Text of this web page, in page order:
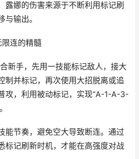
露娜的伤害来源于不断利用标记刷
输出。
连的精髓
新手，先用一技能标记敌人，接大
制并标记，再次使用大招脱离或追
攻，利用被动标记，实现“A-1-A-3-
能节奏，避免空大导致断连。通过
标记刷新时机，才能在高强度对战